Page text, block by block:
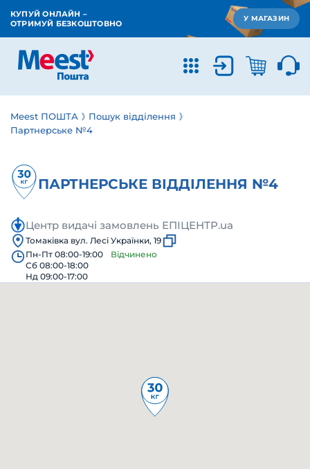
КУПУЙ ОНЛАЙН –
ОТРИМУЙ БЕЗКОШТОВНО
У МАГАЗИН
Meest ПОШТА
Пошук відділення
Партнерське №4
ПАРТНЕРСЬКЕ ВІДДІЛЕННЯ №4
Центр видачі замовлень ЕПІЦЕНТР.ua
Томаківка вул. Лесі Українки, 19
Пн-Пт 08:00-19:00
Відчинено
Сб 08:00-18:00
Нд 09:00-17:00